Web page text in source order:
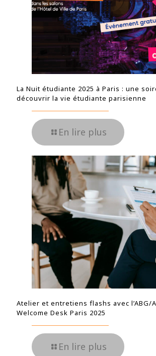
La Nuit étudiante 2025 à Paris : une
découvrir la vie étudiante parisienne
En lire plus
Atelier et entretiens flashs avec l’ABG/
Welcome Desk Paris 2025
En lire plus